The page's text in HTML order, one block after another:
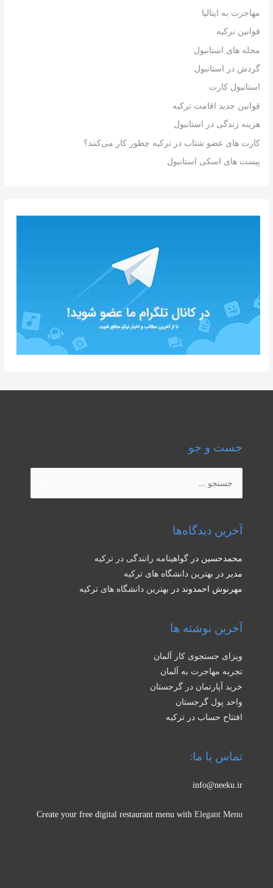
مهاجرت به ایتالیا
قوانین ترکیه
محله های استانبول
گردش در استانبول
استانبول کارت
قوانین جدید اقامت ترکیه
هزینه زندگی در استانبول
کارت های عضو شتاب در ترکیه چطور کار می‌کنند؟
پیست های اسکی استانبول
جست و جو
برای:
آخرین دیدگاه‌ها
محمدحسین در گواهینامه رانندگی در ترکیه
مدیر در بهترین دانشگاه های ترکیه
مهرنوش احمدوند در بهترین دانشگاه های ترکیه
آخرین نوشته ها
ویزای جستجوی کار آلمان
تجربه مهاجرت به آلمان
خرید آپارتمان در گرجستان
واحد پول گرجستان
افتتاح حساب در ترکیه
تماس با ما:
info@neeku.ir
Create your free digital restaurant menu with Elegant Menu